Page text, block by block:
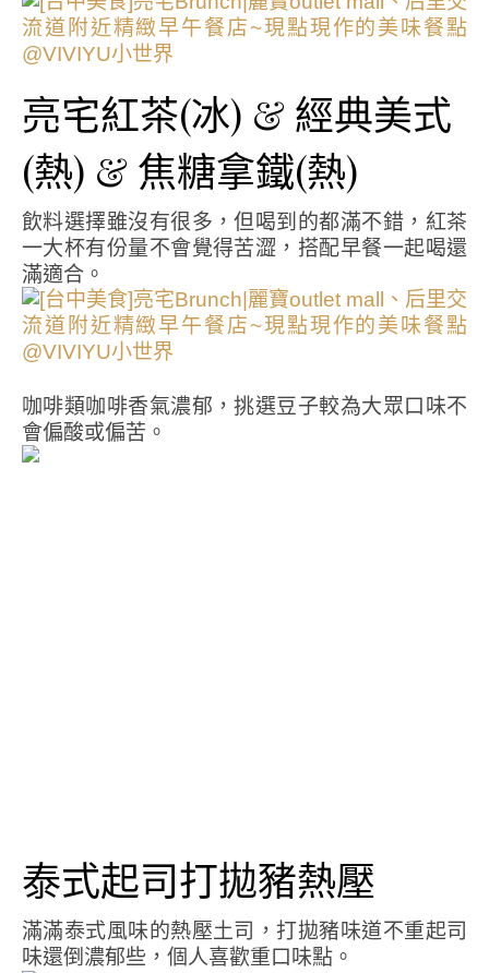
亮宅紅茶(冰) & 經典美式
(熱) & 焦糖拿鐵(熱)
飲料選擇雖沒有很多，但喝到的都滿不錯，紅茶
一大杯有份量不會覺得苦澀，搭配早餐一起喝還
滿適合。
咖啡類咖啡香氣濃郁，挑選豆子較為大眾口味不
會偏酸或偏苦。
泰式起司打拋豬熱壓
滿滿泰式風味的熱壓土司，打拋豬味道不重起司
味還倒濃郁些，個人喜歡重口味點。